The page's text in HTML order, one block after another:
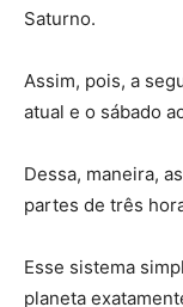
Saturno.
Assim, pois, a
atual e o sábado
Dessa, maneira,
partes de três
Esse sistema
planeta